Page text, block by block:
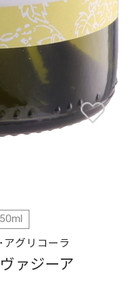
グリコーラ
ァジーア